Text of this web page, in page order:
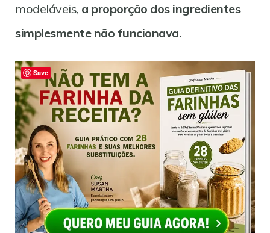
modeláveis, a proporção dos ingredientes
simplesmente não funcionava.
Save